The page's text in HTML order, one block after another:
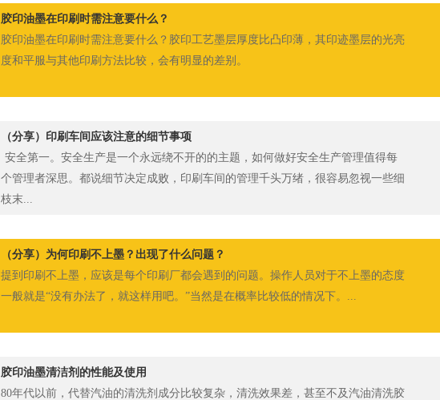
胶印油墨在印刷时需注意要什么？
胶印油墨在印刷时需注意要什么？胶印工艺墨层厚度比凸印薄，其印迹墨层的光亮
度和平服与其他印刷方法比较，会有明显的差别。
（分享）印刷车间应该注意的细节事项
安全第一。安全生产是一个永远绕不开的的主题，如何做好安全生产管理值得每
个管理者深思。都说细节决定成败，印刷车间的管理千头万绪，很容易忽视一些细
枝末...
（分享）为何印刷不上墨？出现了什么问题？
提到印刷不上墨，应该是每个印刷厂都会遇到的问题。操作人员对于不上墨的态度
一般就是“没有办法了，就这样用吧。”当然是在概率比较低的情况下。...
胶印油墨清洁剂的性能及使用
80年代以前，代替汽油的清洗剂成分比较复杂，清洗效果差，甚至不及汽油清洗胶